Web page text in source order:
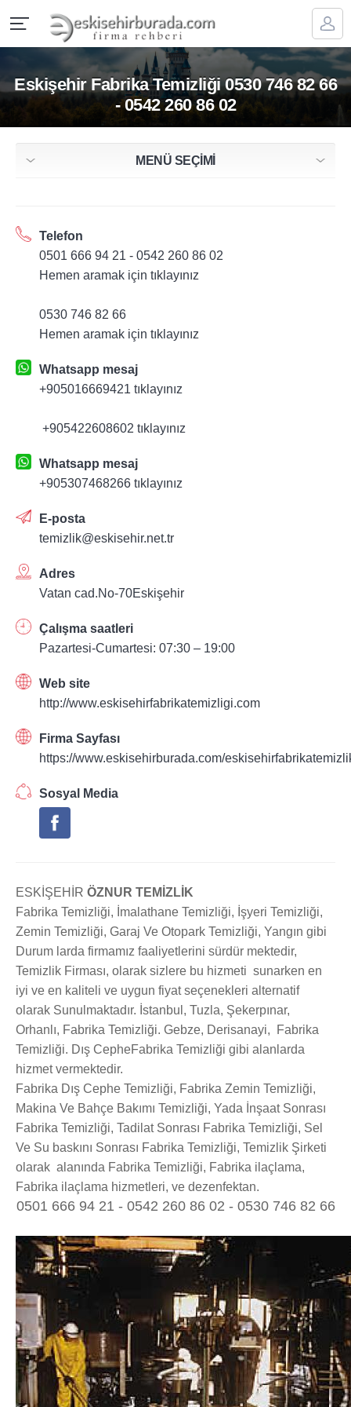
Eskişehir Fabrika Temizliği 0530 746 82 66
- 0542 260 86 02
MENÜ SEÇİMİ
Telefon
0501 666 94 21 - 0542 260 86 02
Hemen aramak için tıklayınız
0530 746 82 66
Hemen aramak için tıklayınız
Whatsapp mesaj
+905016669421 tıklayınız
+905422608602 tıklayınız
Whatsapp mesaj
+905307468266 tıklayınız
E-posta
temizlik@eskisehir.net.tr
Adres
Vatan cad.No-70Eskişehir
Çalışma saatleri
Pazartesi-Cumartesi: 07:30 – 19:00
Web site
http://www.eskisehirfabrikatemizligi.com
Firma Sayfası
https://www.eskisehirburada.com/
Sosyal Media
ESKİŞEHİR ÖZNUR TEMİZLİK
Fabrika Temizliği, İmalathane Temizliği, İşyeri Temizliği,
Zemin Temizliği, Garaj Ve Otopark Temizliği, Yangın gibi
Durum larda firmamız faaliyetlerini sürdür mektedir,
Temizlik Firması, olarak sizlere bu hizmeti sunarken en
iyi ve en kaliteli ve uygun fiyat seçenekleri alternatif
olarak Sunulmaktadır. İstanbul, Tuzla, Şekerpınar,
Orhanlı, Fabrika Temizliği. Gebze, Derisanayi, Fabrika
Temizliği. Dış CepheFabrika Temizliği gibi alanlarda
hizmet vermektedir.
Fabrika Dış Cephe Temizliği, Fabrika Zemin Temizliği,
Makina Ve Bahçe Bakımı Temizliği, Yada İnşaat Sonrası
Fabrika Temizliği, Tadilat Sonrası Fabrika Temizliği, Sel
Ve Su baskını Sonrası Fabrika Temizliği, Temizlik Şirketi
olarak alanında Fabrika Temizliği, Fabrika ilaçlama,
Fabrika ilaçlama hizmetleri, ve dezenfektan.
0501 666 94 21 - 0542 260 86 02 - 0530 746 82 66